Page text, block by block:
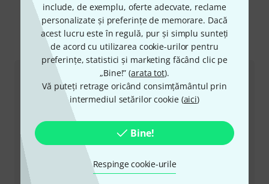
include, de exemplu, oferte adecvate, reclame
personalizate și preferințe de memorare. Dacă
acest lucru este în regulă, pur și simplu sunteți
de acord cu utilizarea cookie-urilor pentru
preferințe, statistici și marketing făcând clic pe
„Bine!” (arata tot).
Vă puteți retrage oricând consimțământul prin
intermediul setărilor cookie (aici)
Bine!
Respinge cookie-urile
Mai mult despre Schecter